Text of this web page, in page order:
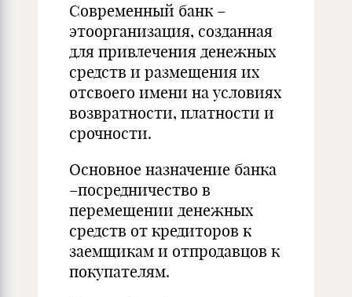
Современный банк –
этоорганизация, созданная
для привлечения денежных
средств и размещения их
отсвоего имени на условиях
возвратности, платности и
срочности.
Основное назначение банка
–посредничество в
перемещении денежных
средств от кредиторов к
заемщикам и отпродавцов к
покупателям.